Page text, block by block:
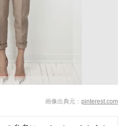
pinterest.com